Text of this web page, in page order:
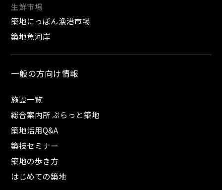
生鮮市場
築地にっぽん漁港市場
築地魚河岸
一般の方向け情報
施設一覧
総合案内所 ぷらっと築地
築地活用Q&A
築技セミナー
築地の歩き方
はじめての築地